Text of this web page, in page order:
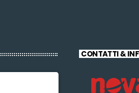
CONTATTI &